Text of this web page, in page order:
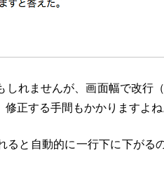
しれませんが、画面幅で改行
正する手間もかかりますよね
ると自動的に一行下に下がる